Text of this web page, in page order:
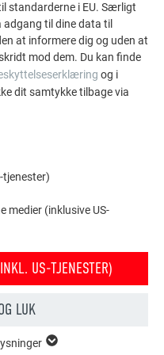
overflade,
PREFA P.10
til mange PREFA
kan modstå udvendige
samtidigt er et utroligt
rigtig mange muligheder i
standarderne i EU. Særligt
til dine data til
at informere dig og uden at
mod dem. Du kan finde
og i
dit samtykke tilbage via
tjenester)
medier (inklusive US-
US-TJENESTER)
LUK